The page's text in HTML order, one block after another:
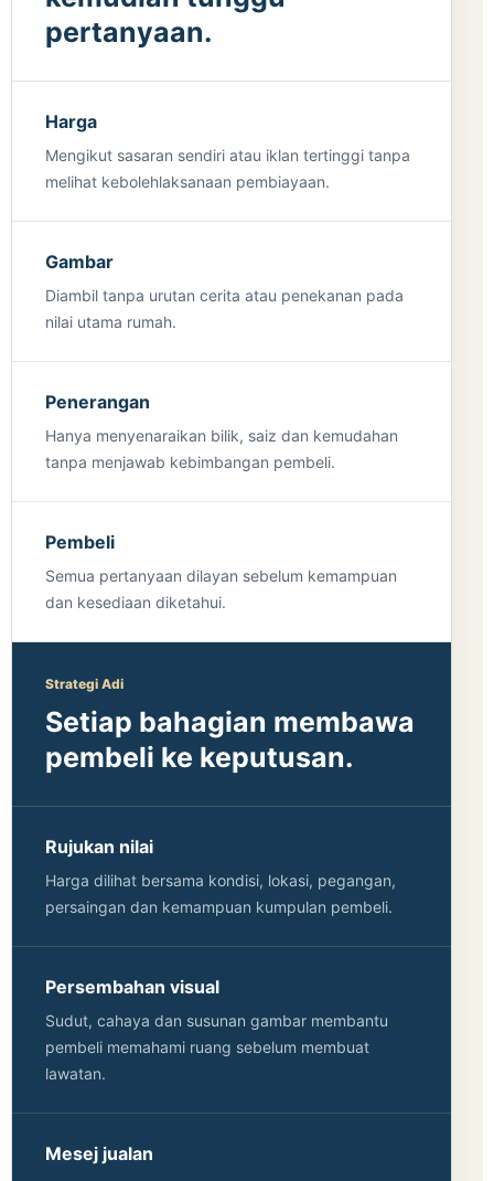
pertanyaan.
Harga
Mengikut sasaran sendiri atau iklan tertinggi tanpa
melihat kebolehlaksanaan pembiayaan.
Gambar
Diambil tanpa urutan cerita atau penekanan pada
nilai utama rumah.
Penerangan
Hanya menyenaraikan bilik, saiz dan kemudahan
tanpa menjawab kebimbangan pembeli.
Pembeli
Semua pertanyaan dilayan sebelum kemampuan
dan kesediaan diketahui.
Strategi Adi
Setiap bahagian membawa
pembeli ke keputusan.
Rujukan nilai
Harga dilihat bersama kondisi, lokasi, pegangan,
persaingan dan kemampuan kumpulan pembeli.
Persembahan visual
Sudut, cahaya dan susunan gambar membantu
pembeli memahami ruang sebelum membuat
lawatan.
Mesej jualan